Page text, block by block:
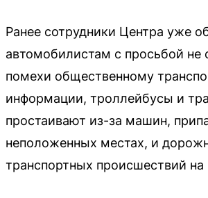
Ранее сотрудники Центра уже
автомобилистам с просьбой не
помехи общественному
информации, троллейбусы и
простаивают из-за машин,
неположенных местах, и
транспортных происшествий на